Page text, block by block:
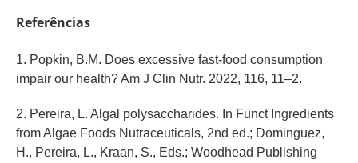
Referências
1. Popkin, B.M. Does excessive fast-food consumption
impair our health? Am J Clin Nutr. 2022, 116, 11–2.
2. Pereira, L. Algal polysaccharides. In Funct Ingredients
from Algae Foods Nutraceuticals, 2nd ed.; Dominguez,
H., Pereira, L., Kraan, S., Eds.; Woodhead Publishing